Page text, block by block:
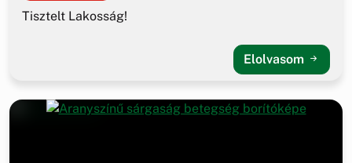
Tisztelt Lakosság!
Elolvasom